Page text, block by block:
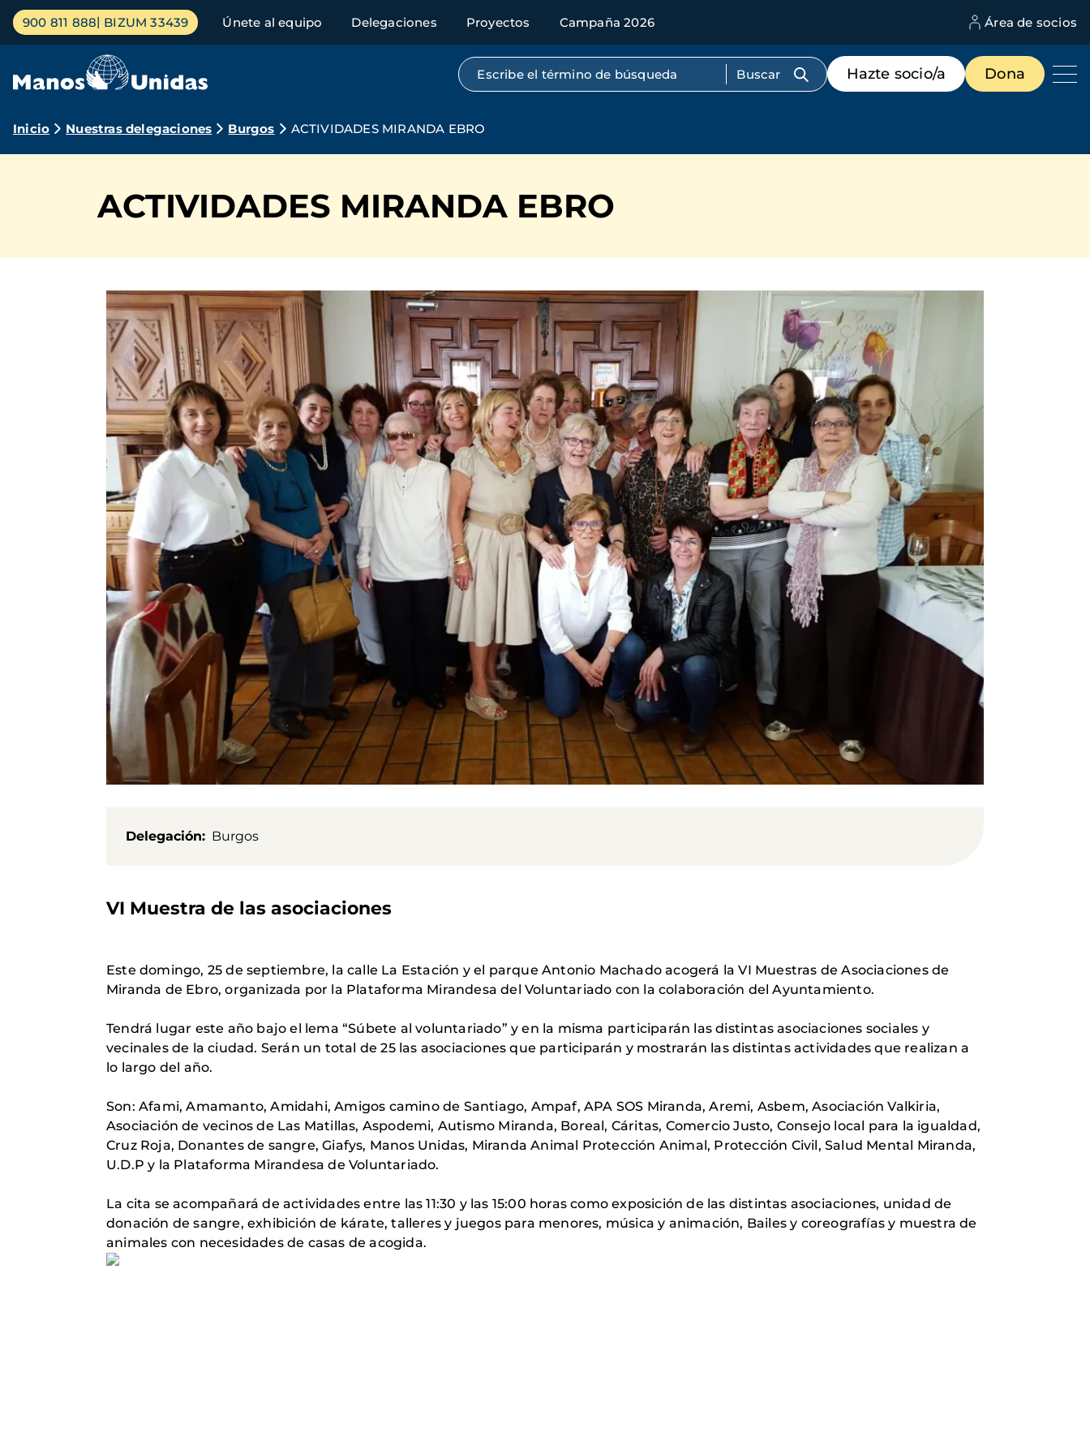
Pasar
contenido
Menú
principal
900 811 888 BIZUM 33439 Únete al equipo Delegaciones Proyectos Campaña 2026 Área de socios
Búsqueda por texto completo
Menú
de
destacados
Hazte socio/a Dona
Ruta
navegación
Inicio Nuestras delegaciones Burgos ACTIVIDADES MIRANDA EBRO
ACTIVIDADES MIRANDA EBRO
Delegación Burgos
VI Muestra de las asociaciones
Este domingo, 25 de septiembre, la calle La Estación y el parque Antonio Machado acogerá la VI Muestras de Asociaciones de
Miranda de Ebro, organizada por la Plataforma Mirandesa del Voluntariado con la colaboración del Ayuntamiento.
Tendrá lugar este año bajo el lema “Súbete al voluntariado” y en la misma participarán las distintas asociaciones sociales y
vecinales de la ciudad. Serán un total de 25 las asociaciones que participarán y mostrarán las distintas actividades que realizan a
lo largo del año.
Son: Afami, Amamanto, Amidahi, Amigos camino de Santiago, Ampaf, APA SOS Miranda, Aremi, Asbem, Asociación Valkiria,
Asociación de vecinos de Las Matillas, Aspodemi, Autismo Miranda, Boreal, Cáritas, Comercio Justo, Consejo local para la igualdad,
Cruz Roja, Donantes de sangre, Giafys, Manos Unidas, Miranda Animal Protección Animal, Protección Civil, Salud Mental Miranda,
U.D.P y la Plataforma Mirandesa de Voluntariado.
La cita se acompañará de actividades entre las 11:30 y las 15:00 horas como exposición de las distintas asociaciones, unidad de
donación de sangre, exhibición de kárate, talleres y juegos para menores, música y animación, Bailes y coreografías y muestra de
animales con necesidades de casas de acogida.